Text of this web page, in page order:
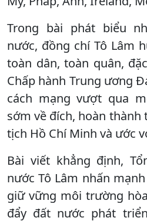
Trong bài phát biểu
nước, đồng chí Tô Lâm
toàn dân, toàn quân,
Chấp hành Trung ương
cách mạng vượt qua
sớm về đích, hoàn thành
tịch Hồ Chí Minh và ước
Bài viết khẳng định,
nước Tô Lâm nhấn
giữ vững môi trường
đẩy đất nước phát